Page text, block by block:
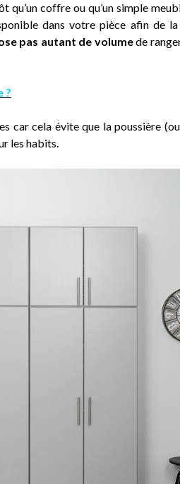
coffre ou qu’un simple
dans votre pièce afin de
pas autant de volumede
?
car cela évite que la poussière
les habits.